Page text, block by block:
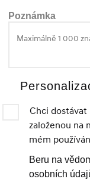
Poznámka
Chci dostávat
založenou na
mém
Beru na
osobních